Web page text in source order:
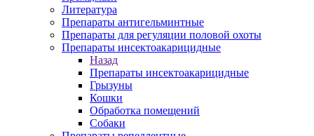
Литература
Препараты антигельминтные
Препараты для регуляции половой охоты
Препараты инсектоакарицидные
Назад
Препараты инсектоакарицидные
Грызуны
Кошки
Обработка помещений
Собаки